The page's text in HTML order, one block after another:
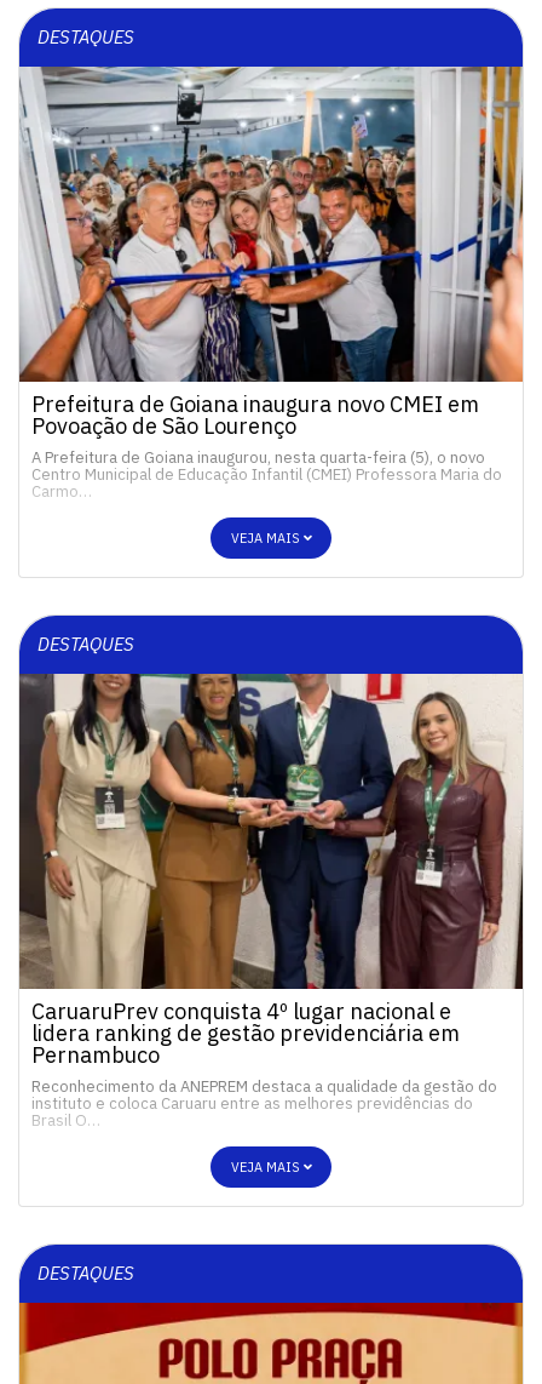
DESTAQUES
Prefeitura de Goiana inaugura novo CMEI em
Povoação de São Lourenço
A Prefeitura de Goiana inaugurou, nesta quarta-feira (5), o novo
Centro Municipal de Educação Infantil (CMEI) Professora Maria do
Carmo…
VEJA MAIS
DESTAQUES
CaruaruPrev conquista 4º lugar nacional e
lidera ranking de gestão previdenciária em
Pernambuco
Reconhecimento da ANEPREM destaca a qualidade da gestão do
instituto e coloca Caruaru entre as melhores previdências do
Brasil O…
VEJA MAIS
DESTAQUES